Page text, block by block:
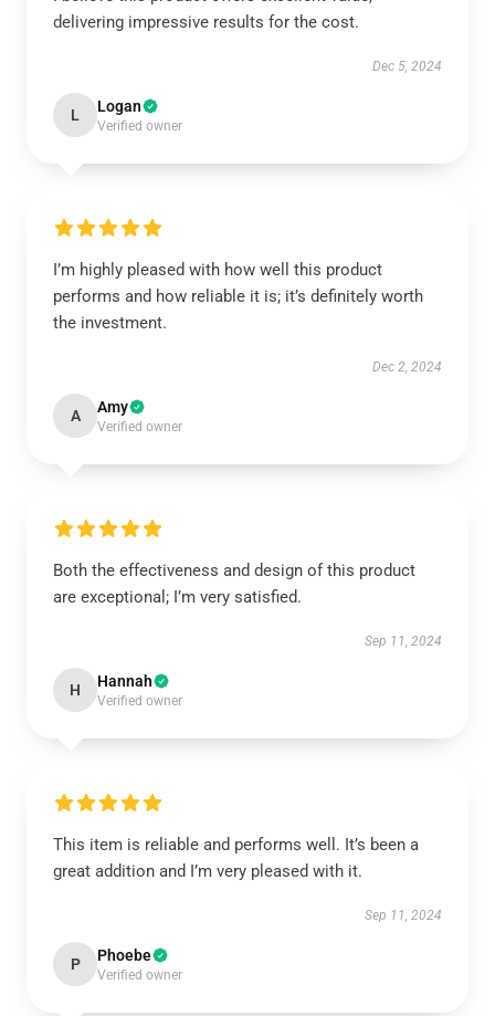
delivering impressive results for the cost.
Dec 5, 2024
L Logan
Verified owner
I’m highly pleased with how well this product
performs and how reliable it is; it’s definitely worth
the investment.
Dec 2, 2024
A Amy
Verified owner
Both the effectiveness and design of this product
are exceptional; I’m very satisfied.
Sep 11, 2024
H Hannah
Verified owner
This item is reliable and performs well. It’s been a
great addition and I’m very pleased with it.
Sep 11, 2024
P Phoebe
Verified owner